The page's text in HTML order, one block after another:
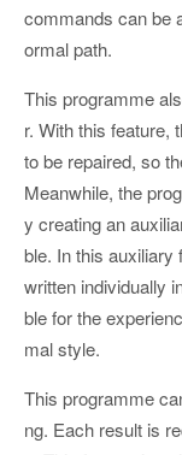
commands can be
ormal path.
This programme
r. With this feature,
to be repaired, so
Meanwhile, the
y creating an
ble. In this auxiliary
written individually
ble for the
mal style.
This programme
ng. Each result is